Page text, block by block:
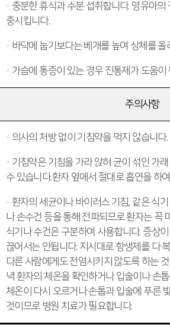
· 충분한 휴식과 수분 섭취합니다. 영유아
충시킵니다.
· 바닥에 눕기보다는 베개를 높여 상체를
· 가슴에 통증이 있는 경우 진통제가 도움이
주의사항
· 의사의 처방 없이 기침약을 먹지 않습니다.
· 기침약은 기침을 가라 앉혀 균이 섞인 가
수 있습니다.환자 옆에서 절대로 흡연을 하
· 환자의 세균이나 바이러스 기침, 같은 식
나 손수건 등을 통해 전파되므로 환자는 꼭
식기나 수건은 구분하여 사용합니다. 증상
끊어서는 안됩니다. 지시대로 항생제를 다
다른 사람에게도 전염시키지 않도록 하는
녁 환자의 체온을 확인하거나 입술이나 손
체온이 다시 오르거나 손톱과 입술에 푸른
것이므로 병원 치료가 필요합니다.